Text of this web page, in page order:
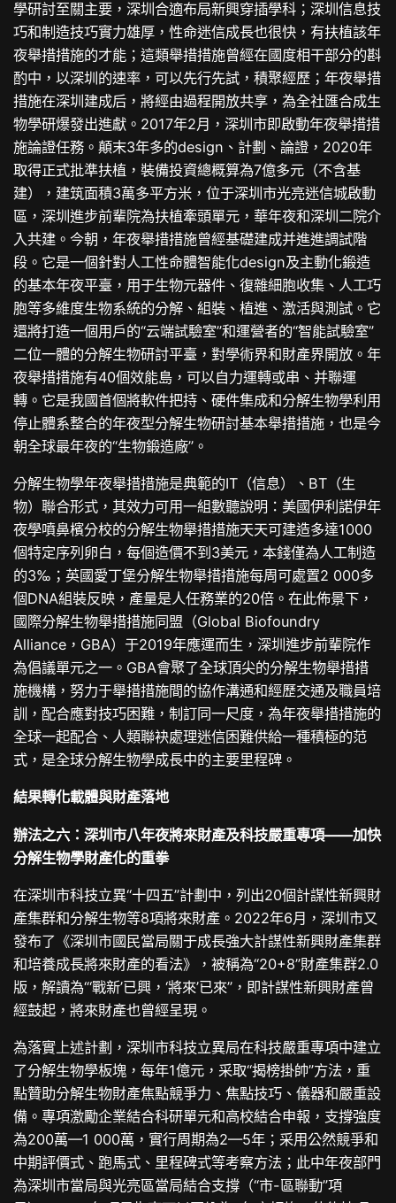
學研討至關主要，深圳合適布局新興穿插學科；深圳信息技
巧和制造技巧實力雄厚，性命迷信成長也很快，有扶植該年
夜舉措措施的才能；這類舉措措施曾經在國度相干部分的斟
酌中，以深圳的速率，可以先行先試，積聚經歷；年夜舉措
措施在深圳建成后，將經由過程開放共享，為全社匯合成生
物學研爆發出進獻。2017年2月，深圳市即啟動年夜舉措措
施論證任務。顛末3年多的design、計劃、論證，2020年
取得正式批準扶植，裝備投資總概算為7億多元（不含基
建），建筑面積3萬多平方米，位于深圳市光亮迷信城啟動
區，深圳進步前輩院為扶植牽頭單元，華年夜和深圳二院介
入共建。今朝，年夜舉措措施曾經基礎建成并進進調試階
段。它是一個針對人工性命體智能化design及主動化鍛造
的基本年夜平臺，用于生物元器件、復雜細胞收集、人工巧
胞等多維度生物系統的分解、組裝、植進、激活與測試。它
還將打造一個用戶的“云端試驗室”和運營者的“智能試驗室”
二位一體的分解生物研討平臺，對學術界和財產界開放。年
夜舉措措施有40個效能島，可以自力運轉或串、并聯運
轉。它是我國首個將軟件把持、硬件集成和分解生物學利用
停止體系整合的年夜型分解生物研討基本舉措措施，也是今
朝全球最年夜的“生物鍛造廠”。
分解生物學年夜舉措措施是典範的IT（信息）、BT（生
物）聯合形式，其效力可用一組數聽說明：美國伊利諾伊年
夜學噴鼻檳分校的分解生物舉措措施天天可建造多達1000
個特定序列卵白，每個造價不到3美元，本錢僅為人工制造
的3‰；英國愛丁堡分解生物舉措措施每周可處置2 000多
個DNA組裝反映，產量是人任務業的20倍。在此佈景下，
國際分解生物舉措措施同盟（Global Biofoundry
Alliance，GBA）于2019年應運而生，深圳進步前輩院作
為倡議單元之一。GBA會聚了全球頂尖的分解生物舉措措
施機構，努力于舉措措施間的協作溝通和經歷交通及職員培
訓，配合應對技巧困難，制訂同一尺度，為年夜舉措措施的
全球一起配合、人類聯袂處理迷信困難供給一種積極的范
式，是全球分解生物學成長中的主要里程碑。
結果轉化載體與財產落地
辦法之六：深圳市八年夜將來財產及科技嚴重專項——加快
分解生物學財產化的重拳
在深圳市科技立異“十四五”計劃中，列出20個計謀性新興財
產集群和分解生物等8項將來財產。2022年6月，深圳市又
發布了《深圳市國民當局關于成長強大計謀性新興財產集群
和培養成長將來財產的看法》，被稱為“20+8”財產集群2.0
版，解讀為“‘戰新’已興，‘將來’已來”，即計謀性新興財產曾
經鼓起，將來財產也曾經呈現。
為落實上述計劃，深圳市科技立異局在科技嚴重專項中建立
了分解生物學板塊，每年1億元，采取“揭榜掛帥”方法，重
點贊助分解生物財產焦點競爭力、焦點技巧、儀器和嚴重設
備。專項激勵企業結合科研單元和高校結合申報，支撐強度
為200萬—1 000萬，實行周期為2—5年；采用公然競爭和
中期評價式、跑馬式、里程碑式等考察方法；此中年夜部門
為深圳市當局與光亮區當局結合支撐（“市-區聯動”項